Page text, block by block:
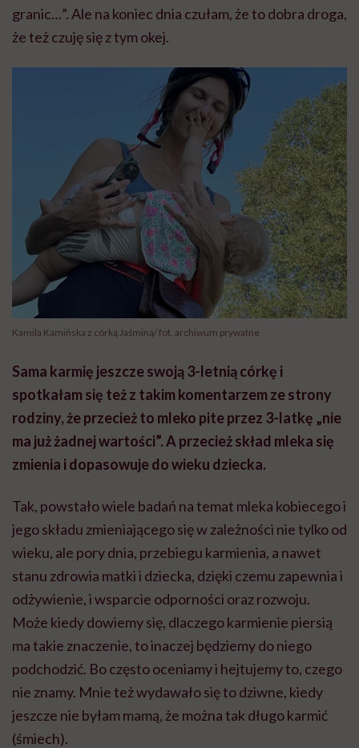
granic…”. Ale na koniec dnia czułam, że to dobra droga,
że też czuję się z tym okej.
Kamila Kamińska z córką Jaśminą/ fot. archiwum prywatne
Sama karmię jeszcze swoją 3-letnią córkę i
spotkałam się też z takim komentarzem ze strony
rodziny, że przecież to mleko pite przez 3-latkę „nie
ma już żadnej wartości”. A przecież skład mleka się
zmienia i dopasowuje do wieku dziecka.
Tak, powstało wiele badań na temat mleka kobiecego i
jego składu zmieniającego się w zależności nie tylko od
wieku, ale pory dnia, przebiegu karmienia, a nawet
stanu zdrowia matki i dziecka, dzięki czemu zapewnia i
odżywienie, i wsparcie odporności oraz rozwoju.
Może kiedy dowiemy się, dlaczego karmienie piersią
ma takie znaczenie, to inaczej będziemy do niego
podchodzić. Bo często oceniamy i hejtujemy to, czego
nie znamy. Mnie też wydawało się to dziwne, kiedy
jeszcze nie byłam mamą, że można tak długo karmić
(śmiech).